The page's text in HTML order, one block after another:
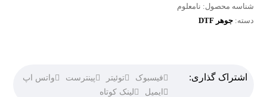
شناسه محصول: نامعلوم
دسته:جوهر DTF
فیسبوک توئیتر پینترست
واتس اپ
ایمیل
لینک کوتاه